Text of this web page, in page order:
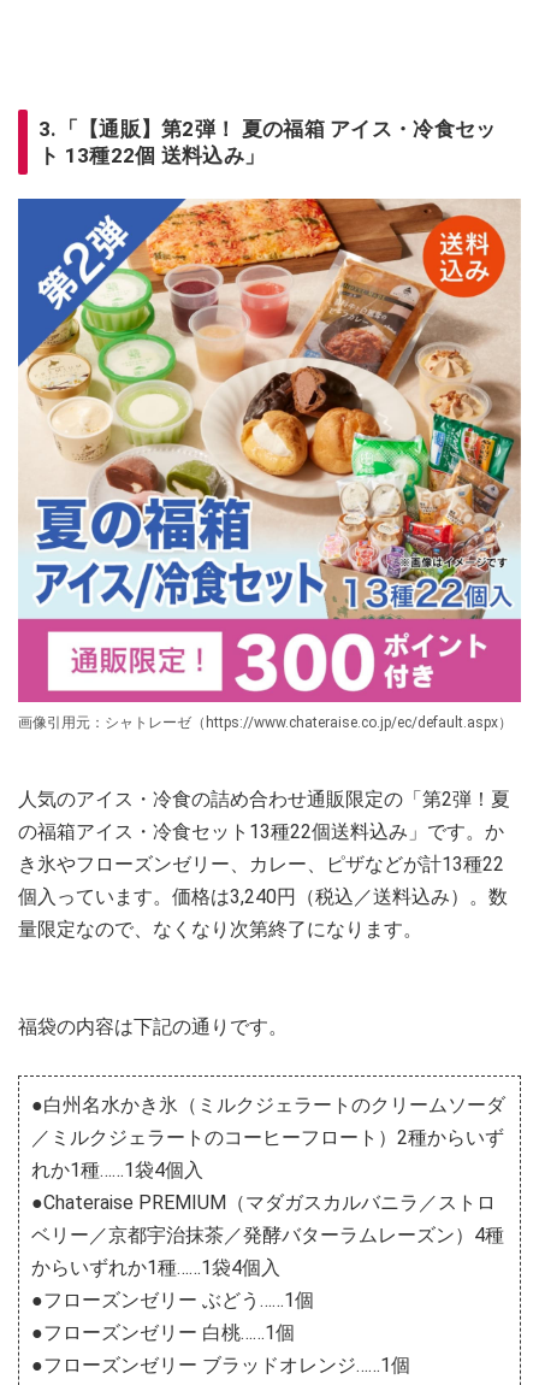
3.「【通販】第2弾！ 夏の福箱 アイス・冷食セッ
ト 13種22個 送料込み」
画像引用元：シャトレーゼ（https://www.chateraise.co.jp/ec/default.aspx）
人気のアイス・冷食の詰め合わせ通販限定の「第2弾！夏
の福箱アイス・冷食セット13種22個送料込み」です。か
き氷やフローズンゼリー、カレー、ピザなどが計13種22
個入っています。価格は3,240円（税込／送料込み）。数
量限定なので、なくなり次第終了になります。
福袋の内容は下記の通りです。
●白州名水かき氷（ミルクジェラートのクリームソーダ
／ミルクジェラートのコーヒーフロート）2種からいず
れか1種……1袋4個入
●Chateraise PREMIUM（マダガスカルバニラ／ストロ
ベリー／京都宇治抹茶／発酵バターラムレーズン）4種
からいずれか1種……1袋4個入
●フローズンゼリー ぶどう……1個
●フローズンゼリー 白桃……1個
●フローズンゼリー ブラッドオレンジ……1個